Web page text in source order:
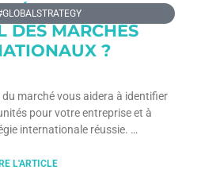
ÉVALUER LE
DES MARCHÉS
?
marché vous aidera à identifier
pour votre entreprise et à
internationale réussie.
L'ARTICLE